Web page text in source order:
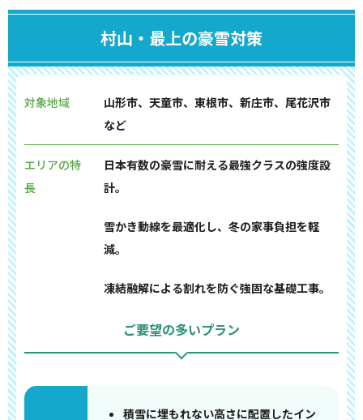
村山・最上の豪雪対策
対象地域
山形市、天童市、東根市、新庄市、尾花沢市
など
エリアの特
長
日本有数の豪雪に耐える最強クラスの強度設
計。
雪かき動線を最適化し、冬の家事負担を軽
減。
凍結融解による割れを防ぐ強固な基礎工事。
ご要望の多いプラン
積雪に埋もれない高さに配置したイン